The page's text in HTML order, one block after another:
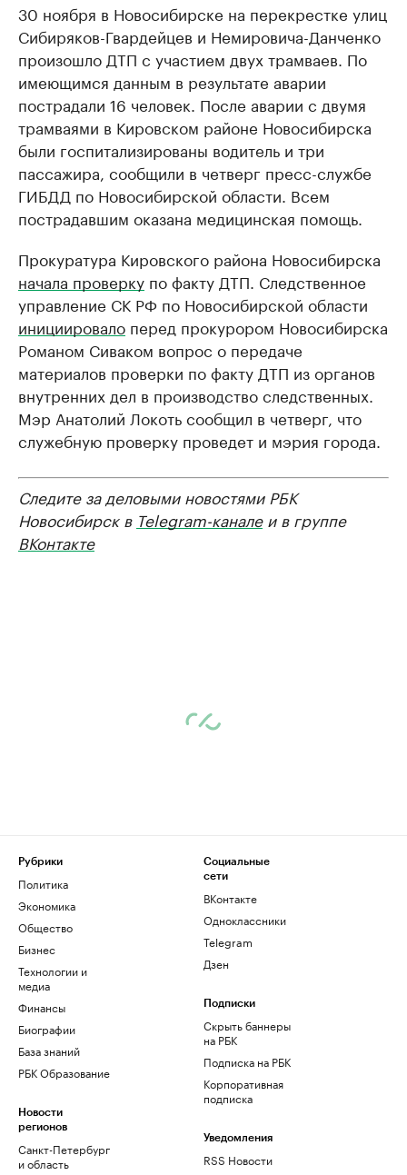
30 ноября в Новосибирске на перекрестке улиц
Сибиряков-Гвардейцев и Немировича-Данченко
произошло ДТП с участием двух трамваев. По
имеющимся данным в результате аварии
пострадали 16 человек. После аварии с двумя
трамваями в Кировском районе Новосибирска
были госпитализированы водитель и три
пассажира, сообщили в четверг пресс-службе
ГИБДД по Новосибирской области. Всем
пострадавшим оказана медицинская помощь.
Прокуратура Кировского района Новосибирска
начала проверку по факту ДТП. Следственное
управление СК РФ по Новосибирской области
инициировало перед прокурором Новосибирска
Романом Сиваком вопрос о передаче
материалов проверки по факту ДТП из органов
внутренних дел в производство следственных.
Мэр Анатолий Локоть сообщил в четверг, что
служебную проверку проведет и мэрия города.
Следите за деловыми новостями РБК
Новосибирск в Telegram-каналеи в группе
ВКонтакте
Рубрики
Политика
Экономика
Общество
Бизнес
Технологии и
медиа
Финансы
Биографии
База знаний
РБК Образование
Новости
регионов
Санкт-Петербург
и область
Социальные
сети
ВКонтакте
Одноклассники
Telegram
Дзен
Подписки
Скрыть баннеры
на РБК
Подписка на РБК
Корпоративная
подписка
Уведомления
RSS Новости